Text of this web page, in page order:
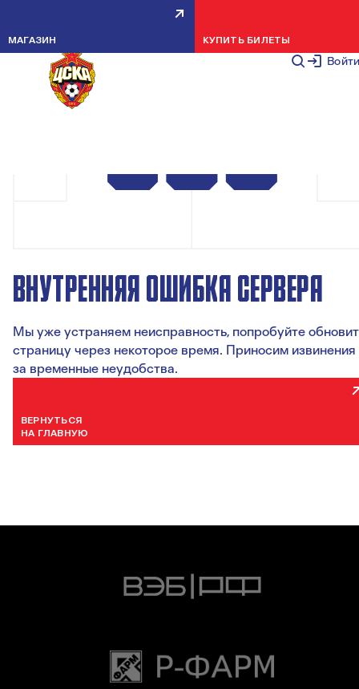
Войти
МАГАЗИН КУПИТЬ БИЛЕТЫ
ВНУТРЕННЯЯ ОШИБКА СЕРВЕРА
Мы уже устраняем неисправность, попробуйте
страницу через некоторое время. Приносим извинения
за временные неудобства.
ВЕРНУТЬСЯ
НА ГЛАВНУЮ